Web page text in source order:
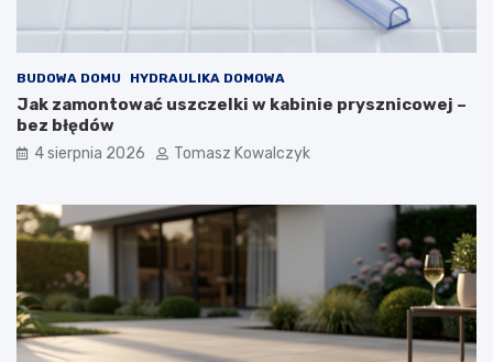
BUDOWA DOMU HYDRAULIKA DOMOWA
Jak zamontować uszczelki w kabinie prysznicowej –
bez błędów
4 sierpnia 2026 Tomasz Kowalczyk